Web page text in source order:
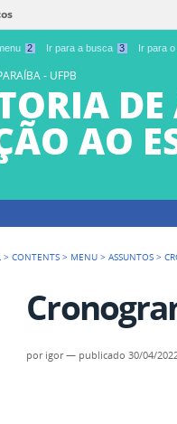
2 Ir para a busca 3 Ir para
- UFPB
AO
>CONTENTS > MENU >ASSUNTOS >
por igor— publicado 30/04/